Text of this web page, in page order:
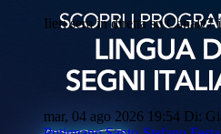
Iieri sera in diretta su Canale7
mar, 04 ago 2026 19:54 Di: